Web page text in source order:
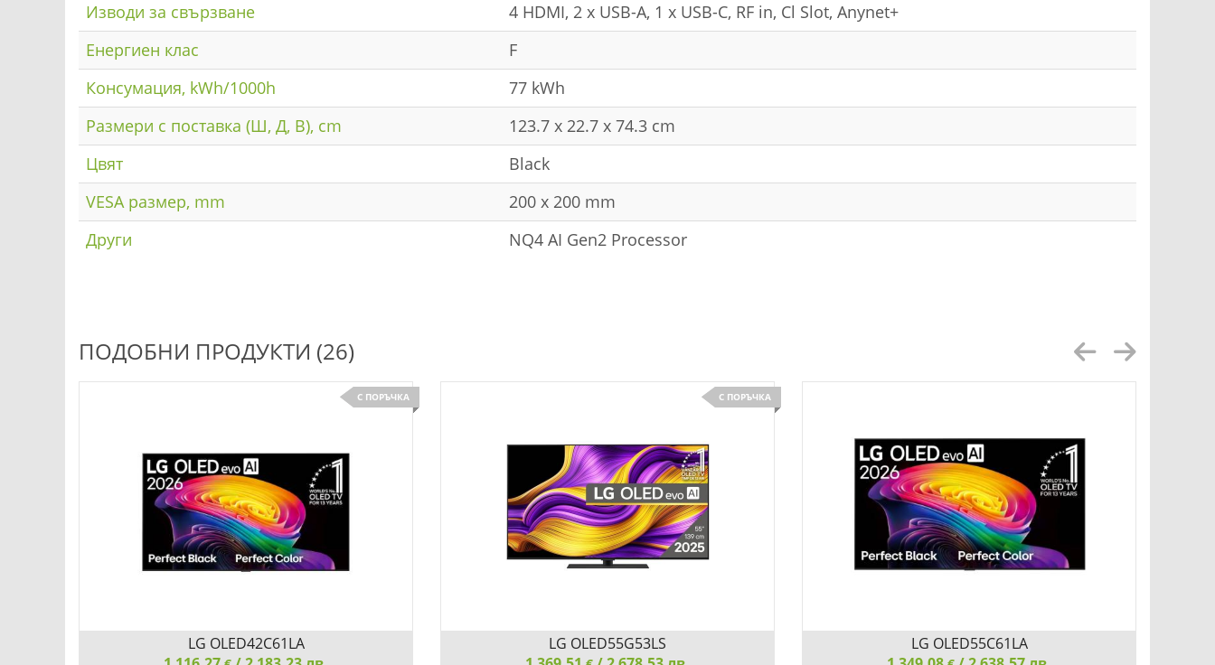
Изводи за свързване
4 HDMI, 2 x USB-A, 1 x USB-C, RF in, Cl Slot, Anynet+
Енергиен клас
F
Консумация, kWh/1000h
77 kWh
Размери с поставка (Ш, Д, В), cm
123.7 x 22.7 x 74.3 cm
Цвят
Black
VESA размер, mm
200 x 200 mm
Други
NQ4 AI Gen2 Processor
ПОДОБНИ ПРОДУКТИ (26)
С ПОРЪЧКА
LG OLED42C61LA
С ПОРЪЧКА
LG OLED55G53LS
LG OLED55C61LA